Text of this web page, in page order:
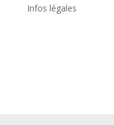
Infos légales